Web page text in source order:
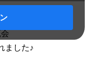
催されました♪